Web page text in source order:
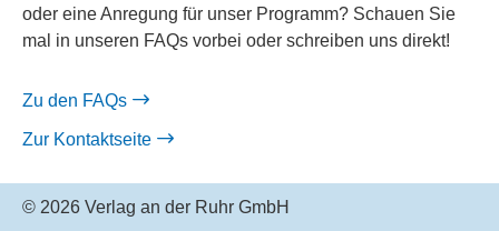
oder eine Anregung für unser Programm? Schauen Sie
mal in unseren FAQs vorbei oder schreiben uns direkt!
Zu den FAQs
Zur Kontaktseite
© 2026 Verlag an der Ruhr GmbH